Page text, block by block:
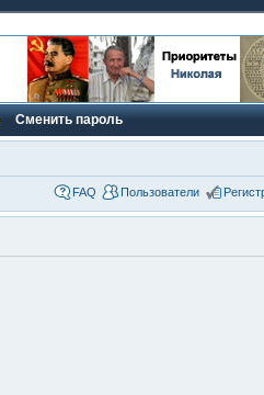
Сменить пароль
FAQ Пользователи